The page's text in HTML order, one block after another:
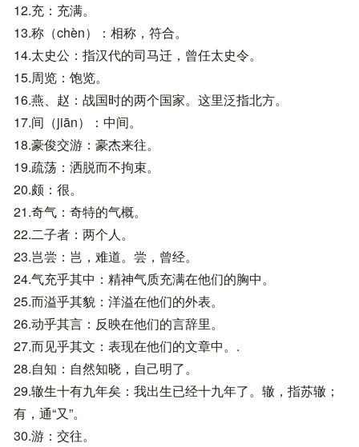
12.充：充满。
13.称（chèn）：相称，符合。
14.太史公：指汉代的司马迁，曾任太史令。
15.周览：饱览。
16.燕、赵：战国时的两个国家。这里泛指北方。
17.间（jiān）：中间。
18.豪俊交游：豪杰来往。
19.疏荡：洒脱而不拘束。
20.颇：很。
21.奇气：奇特的气概。
22.二子者：两个人。
23.岂尝：岂，难道。尝，曾经。
24.气充乎其中：精神气质充满在他们的胸中。
25.而溢乎其貌：洋溢在他们的外表。
26.动乎其言：反映在他们的言辞里。
27.而见乎其文：表现在他们的文章中。.
28.自知：自然知晓，自己明了。
29.辙生十有九年矣：我出生已经十九年了。辙，指苏辙；
有，通“又”。
30.游：交往。